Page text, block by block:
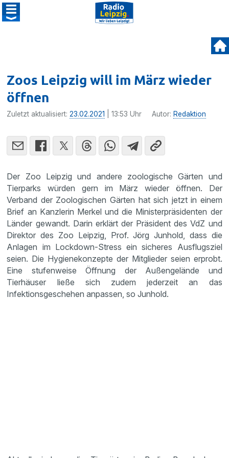
Zoos Leipzig will im März wieder
öffnen
Zuletzt aktualisiert:23.02.2021 | 13:53 Uhr Autor: Redaktion
Der Zoo Leipzig und andere zoologische Gärten und
Tierparks würden gern im März wieder öffnen. Der
Verband der Zoologischen Gärten hat sich jetzt in einem
Brief an Kanzlerin Merkel und die Ministerpräsidenten der
Länder gewandt. Darin erklärt der Präsident des VdZ und
Direktor des Zoo Leipzig, Prof. Jörg Junhold, dass die
Anlagen im Lockdown-Stress ein sicheres Ausflugsziel
seien. Die Hygienekonzepte der Mitglieder seien erprobt.
Eine stufenweise Öffnung der Außengelände und
Tierhäuser ließe sich zudem jederzeit an das
Infektionsgeschehen anpassen, so Junhold.